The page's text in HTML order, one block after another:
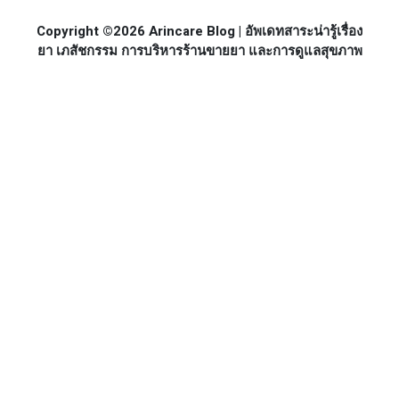
Copyright ©2026 Arincare Blog | อัพเดทสาระน่ารู้เรื่อง
ยา เภสัชกรรม การบริหารร้านขายยา และการดูแลสุขภาพ